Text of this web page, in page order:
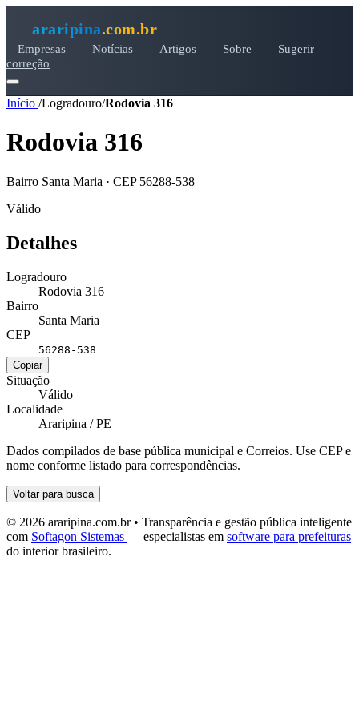
araripina.com.br
Empresas Notícias Artigos Sobre
Sugerir
correção
Início /Logradouro/Rodovia 316
Rodovia 316
Bairro Santa Maria · CEP 56288-538
Válido
Detalhes
Logradouro
Rodovia 316
Bairro
Santa Maria
CEP
56288-538
Copiar
Situação
Válido
Localidade
Araripina / PE
Dados compilados de base pública municipal e Correios. Use CEP e
nome conforme listado para correspondências.
Voltar para busca
© 2026 araripina.com.br • Transparência e gestão pública inteligente
com Softagon Sistemas — especialistas em software para prefeituras
do interior brasileiro.